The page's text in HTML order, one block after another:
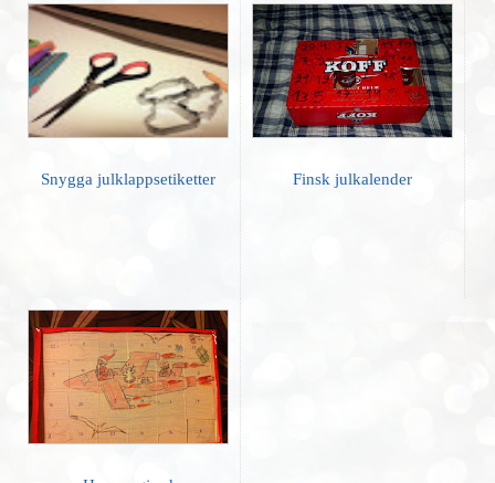
Snygga julklappsetiketter Finsk julkalender